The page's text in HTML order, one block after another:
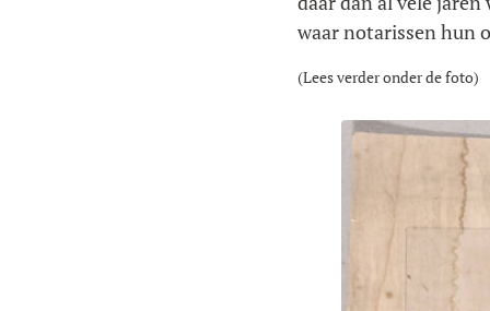
waar notarissen hun
(Lees verder onder de foto)